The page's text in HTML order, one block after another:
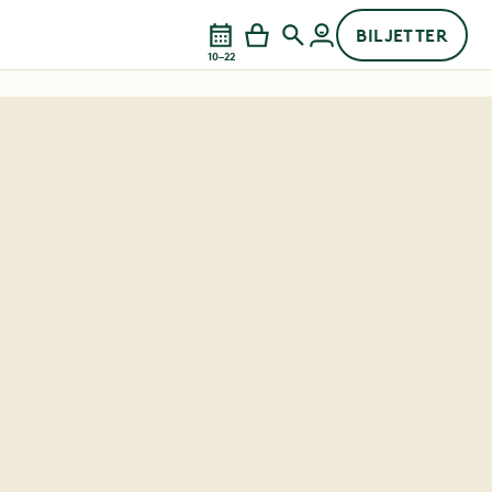
10–22
BILJETTER